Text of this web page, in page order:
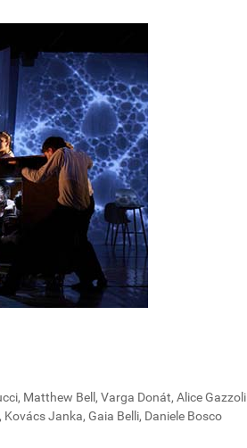
Matthew Bell, Varga Donát, Alice Gazzoli
Janka, Gaia Belli, Daniele Bosco